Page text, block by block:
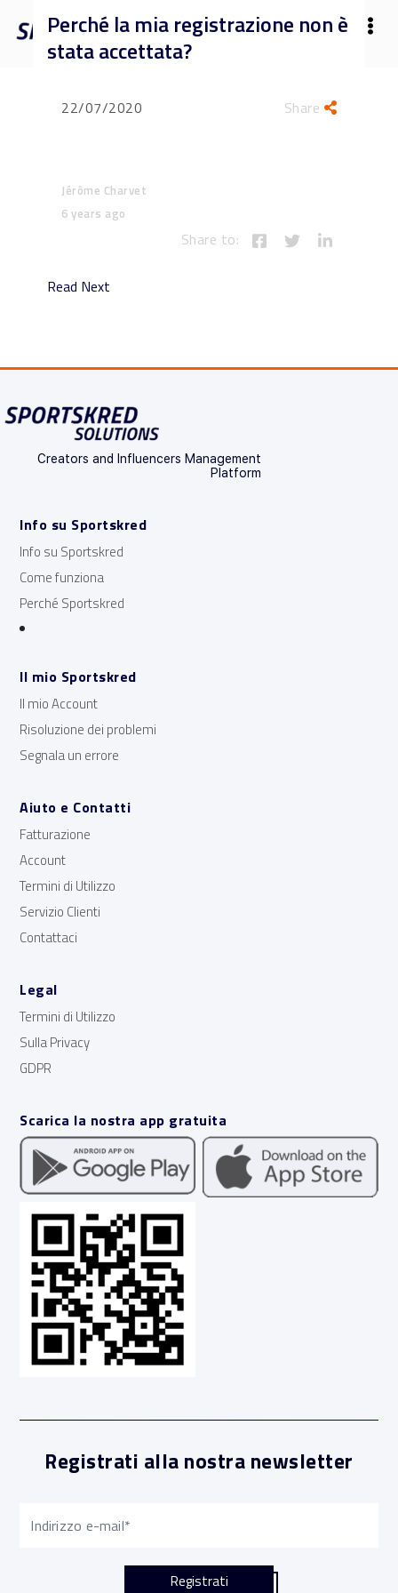
Perché la mia registrazione non è
stata accettata?
22/07/2020 Share
Jérôme Charvet
6 years ago
Share to:
Read Next
Creators and Influencers Management
Platform
Info su Sportskred
Info su Sportskred
Come funziona
Perché Sportskred
Il mio Sportskred
Il mio Account
Risoluzione dei problemi
Segnala un errore
Aiuto e Contatti
Fatturazione
Account
Termini di Utilizzo
Servizio Clienti
Contattaci
Legal
Termini di Utilizzo
Sulla Privacy
GDPR
Scarica la nostra app gratuita
Registrati alla nostra newsletter